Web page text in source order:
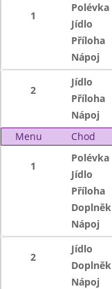
1
Polévka
Jídlo
Příloha
Nápoj
2
Jídlo
Příloha
Nápoj
Menu
Chod
1
Polévka
Jídlo
Příloha
Doplněk
Nápoj
2
Jídlo
Doplněk
Nápoj